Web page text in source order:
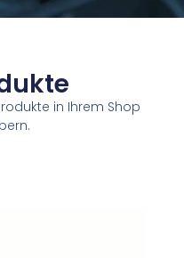
in Ihrem Shop